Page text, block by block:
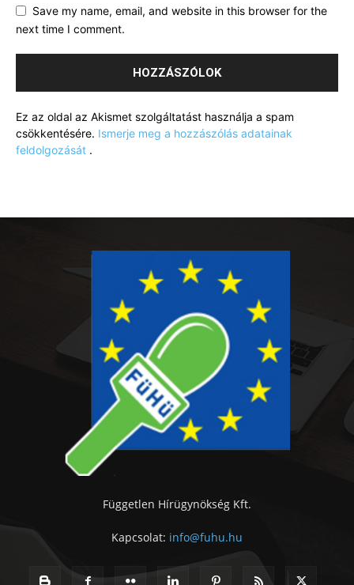
Save my name, email, and website in this browser for the
next time I comment.
Ez az oldal az Akismet szolgáltatást használja a spam
csökkentésére. Ismerje meg a hozzászólás adatainak
feldolgozását .
Független Hírügynökség Kft.
Kapcsolat: info@fuhu.hu